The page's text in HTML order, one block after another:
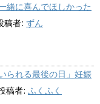
緒に喜んでほしかった
稿者: ずん
られる最後の日」妊娠
稿者: ふくふく